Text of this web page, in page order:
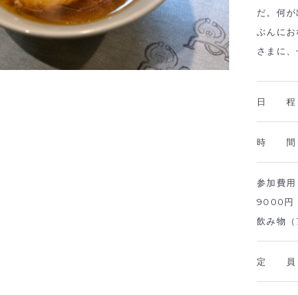
だ。何
ぶんに
さまに
日
時
参加費
9000円
飲み物
定